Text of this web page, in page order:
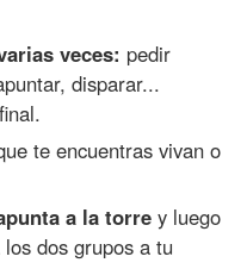
veces: pedir
disparar...
te encuentras vivan o
a la torre y luego
los dos grupos a tu